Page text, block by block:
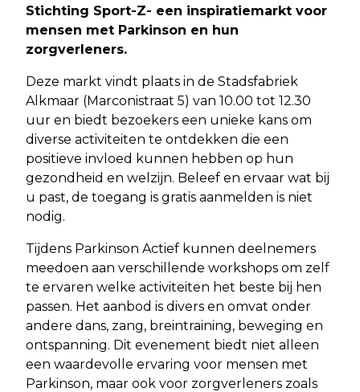
Stichting Sport-Z- een inspiratiemarkt voor
mensen met Parkinson en hun
zorgverleners.
Deze markt vindt plaats in de Stadsfabriek
Alkmaar (Marconistraat 5) van 10.00 tot 12.30
uur en biedt bezoekers een unieke kans om
diverse activiteiten te ontdekken die een
positieve invloed kunnen hebben op hun
gezondheid en welzijn. Beleef en ervaar wat bij
u past, de toegang is gratis aanmelden is niet
nodig.
Tijdens Parkinson Actief kunnen deelnemers
meedoen aan verschillende workshops om zelf
te ervaren welke activiteiten het beste bij hen
passen. Het aanbod is divers en omvat onder
andere dans, zang, breintraining, beweging en
ontspanning. Dit evenement biedt niet alleen
een waardevolle ervaring voor mensen met
Parkinson, maar ook voor zorgverleners zoals